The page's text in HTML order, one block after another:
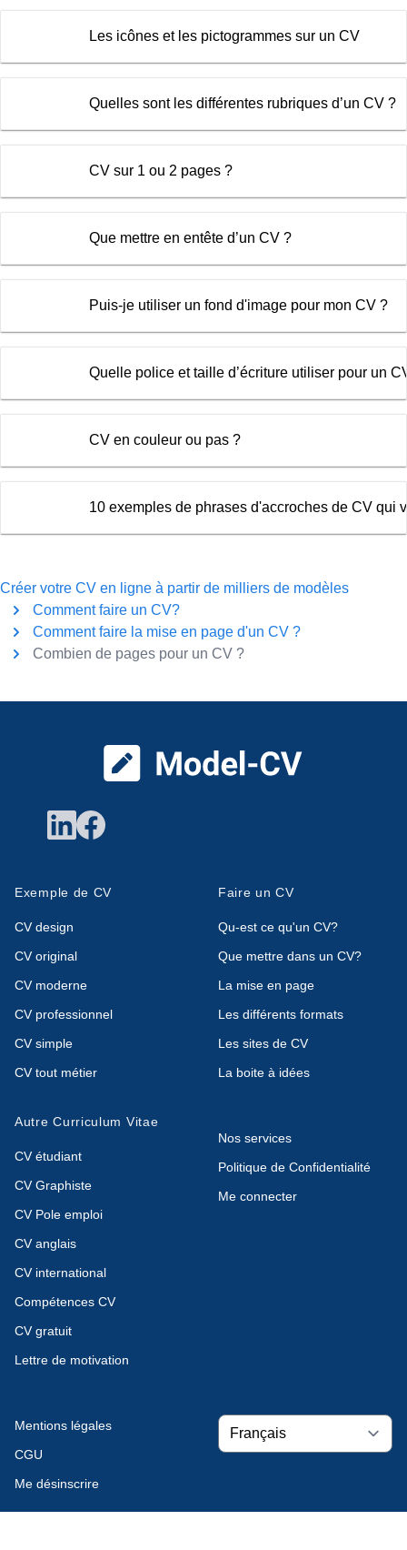
Les icônes et les pictogrammes sur un CV
Quelles sont les différentes rubriques d’un CV ?
CV sur 1 ou 2 pages ?
Que mettre en entête d’un CV ?
Puis-je utiliser un fond d'image pour mon CV ?
Quelle police et taille d’écriture utiliser pour un
CV en couleur ou pas ?
10 exemples de phrases d'accroches de CV qui
Créer votre CV en ligne à partir de milliers de modèles
Comment faire un CV?
Comment faire la mise en page d'un CV ?
Combien de pages pour un CV ?
Exemple de CV
CV design
CV original
CV moderne
CV professionnel
CV simple
CV tout métier
Faire un CV
Qu-est ce qu'un CV?
Que mettre dans un CV?
La mise en page
Les différents formats
Les sites de CV
La boite à idées
Autre Curriculum Vitae
CV étudiant
CV Graphiste
CV Pole emploi
CV anglais
CV international
Compétences CV
CV gratuit
Lettre de motivation
Nos services
Politique de Confidentialité
Me connecter
Mentions légales
CGU
Me désinscrire